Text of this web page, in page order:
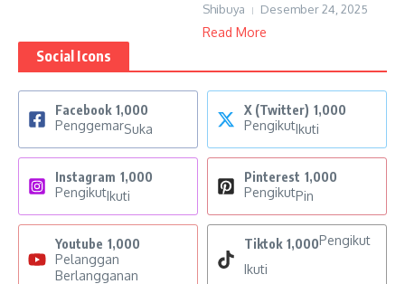
Shibuya Desember 24, 2025
Read More
Social Icons
Facebook 1,000
PenggemarSuka
X (Twitter) 1,000
PengikutIkuti
Instagram 1,000
PengikutIkuti
Pinterest 1,000
PengikutPin
Youtube 1,000
Pelanggan
Berlangganan
Tiktok 1,000Pengikut
Ikuti